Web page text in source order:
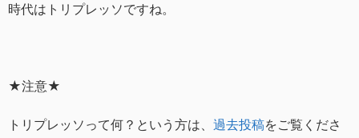
時代はトリプレッソですね。
★注意★
トリプレッソって何？という方は、 過去投稿をご覧くださ